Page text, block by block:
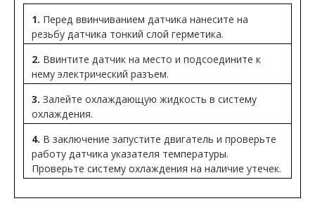
1. Перед ввинчиванием датчика нанесите на
резьбу датчика тонкий слой герметика.
2. Ввинтите датчик на место и подсоедините к
нему электрический разъем.
3. Залейте охлаждающую жидкость в систему
охлаждения.
4. В заключение запустите двигатель и проверьте
работу датчика указателя температуры.
Проверьте систему охлаждения на наличие утечек.